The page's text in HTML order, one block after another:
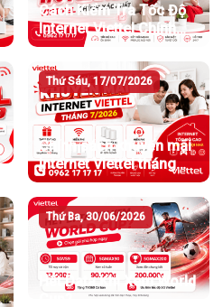
Cách Kiểm Tra Tốc Độ
Internet Viettel Chính
Xác Nhất
Thứ Sáu, 17/07/2026
Chính sách khuyến mãi
Internet Viettel tháng
7/2026
Thứ Ba, 30/06/2026
Hết Data Khi Xem World